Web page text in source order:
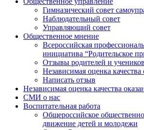
Гимназический совет
Наблюдательный совет
Управляющий совет
Общественное мнение
Всероссийская
инициатива “Родительское
Отзывы родителей и учеников
Независимая оценка качества
Написать отзыв
Независимая оценка качества
СМИ о нас
Воспитательная работа
Общероссийское
движение детей и молодежи